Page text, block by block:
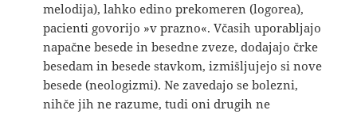
melodija), lahko edino prekomeren (logorea),
pacienti govorijo »v prazno«. Včasih uporabljajo
napačne besede in besedne zveze, dodajajo črke
besedam in besede stavkom, izmišljujejo si nove
besede (neologizmi). Ne zavedajo se bolezni,
nihče jih ne razume, tudi oni drugih ne